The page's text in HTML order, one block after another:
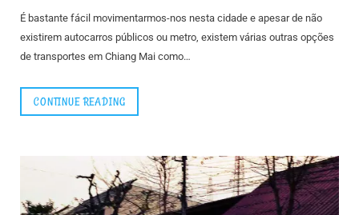
É bastante fácil movimentarmos-nos nesta cidade e apesar de não
existirem autocarros públicos ou metro, existem várias outras opções
de transportes em Chiang Mai como…
CONTINUE READING